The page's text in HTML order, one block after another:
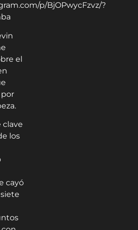
p/BjOPwycFzvz/?
el
clave
los
cayó